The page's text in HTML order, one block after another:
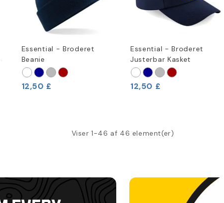
Essential - Broderet
Beanie
12,50 £
Essential - Broderet
Justerbar Kasket
12,50 £
Viser 1-46 af 46 element(er)